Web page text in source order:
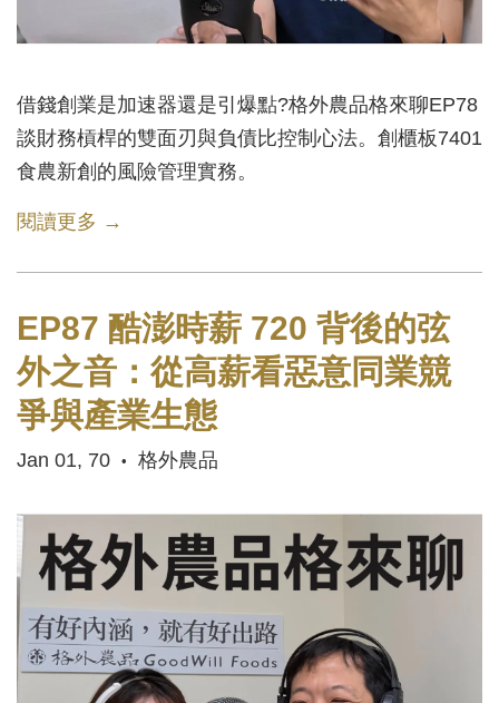
借錢創業是加速器還是引爆點?格外農品格來聊EP78
談財務槓桿的雙面刃與負債比控制心法。創櫃板7401
食農新創的風險管理實務。
閱讀更多 →
EP87 酷澎時薪 720 背後的弦
外之音：從高薪看惡意同業競
爭與產業生態
Jan 01, 70 • 格外農品